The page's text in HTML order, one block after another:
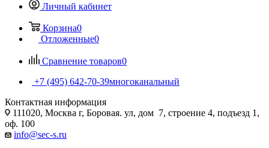
Личный кабинет
Корзина0
Отложенные0
Сравнение товаров0
+7 (495) 642-70-39многоканальный
Контактная информация
111020, Москва г, Боровая. ул, дом 7, строение 4, подъезд 1,
оф. 100
info@sec-s.ru